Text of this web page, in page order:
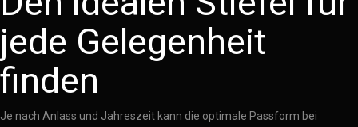
jede Gelegenheit
finden
Je nach Anlass und Jahreszeit kann die optimale Passform bei